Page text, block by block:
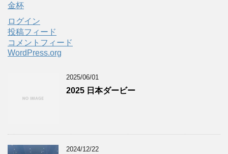
金杯
ログイン
投稿フィード
コメントフィード
WordPress.org
2025/06/01
2025 日本ダービー
2024/12/22